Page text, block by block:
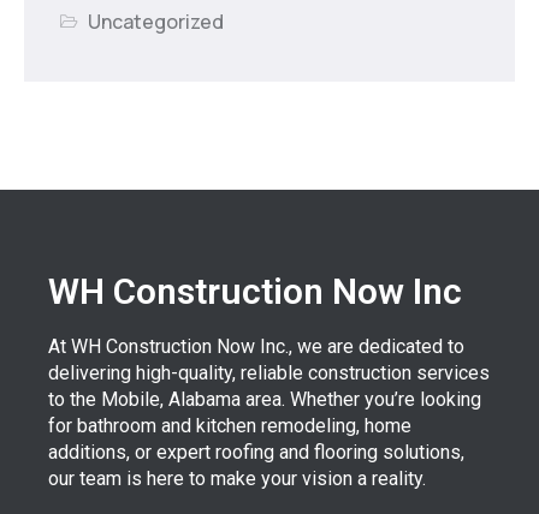
Uncategorized
WH Construction Now Inc
At WH Construction Now Inc., we are dedicated to
delivering high-quality, reliable construction services
to the Mobile, Alabama area. Whether you’re looking
for bathroom and kitchen remodeling, home
additions, or expert roofing and flooring solutions,
our team is here to make your vision a reality.